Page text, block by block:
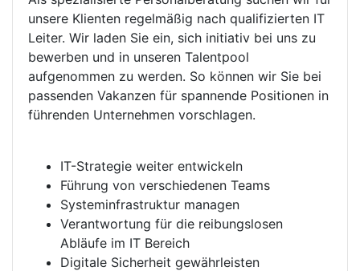
unsere Klienten regelmäßig nach qualifizierten IT
Leiter. Wir laden Sie ein, sich initiativ bei uns zu
bewerben und in unseren Talentpool
aufgenommen zu werden. So können wir Sie bei
passenden Vakanzen für spannende Positionen in
führenden Unternehmen vorschlagen.
IT-Strategie weiter entwickeln
Führung von verschiedenen Teams
Systeminfrastruktur managen
Verantwortung für die reibungslosen
Abläufe im IT Bereich
Digitale Sicherheit gewährleisten